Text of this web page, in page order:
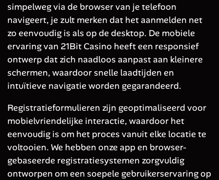
simpelweg via de browser van je telefoon
navigeert, je zult merken dat het aanmelden net
zo eenvoudig is als op de desktop. De mobiele
ervaring van 21Bit Casino heeft een responsief
ontwerp dat zich naadloos aanpast aan kleinere
schermen, waardoor snelle laadtijden en
intuïtieve navigatie worden gegarandeerd.
Registratieformulieren zijn geoptimaliseerd voor
mobielvriendelijke interactie, waardoor het
eenvoudig is om het proces vanuit elke locatie te
voltooien. We hebben onze app en browser-
gebaseerde registratiesystemen zorgvuldig
ontworpen om een soepele gebruikerservaring op